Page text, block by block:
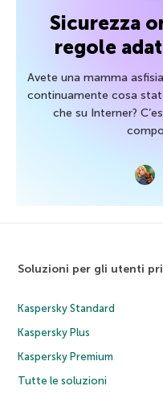
Sicurezza
regole
Avete una mamma
continuamente cosa
che su Interner?
Soluzioni per gli utenti
Kaspersky Standard
Kaspersky Plus
Kaspersky Premium
Tutte le soluzioni